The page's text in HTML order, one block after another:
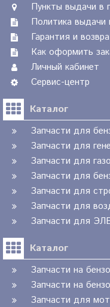
Пункты выдачи в
Политика выдачи
Гарантия и
Как оформить
Личный кабинет
Сервис-центр
Каталог
Запчасти для
Запчасти для
Запчасти для
Запчасти для
Запчасти для
Запчасти для
Запчасти для
Каталог
Запчасти на
Запчасти на
Запчасти для